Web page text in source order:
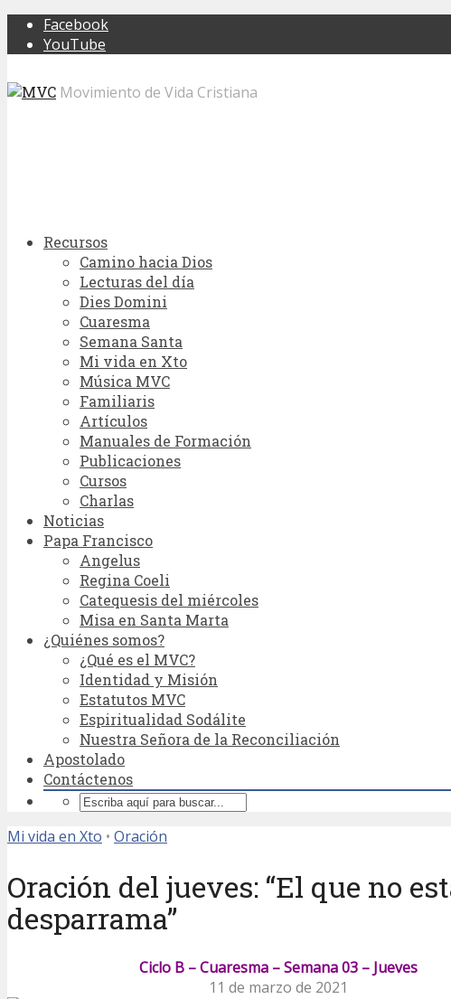
Facebook
YouTube
Movimiento de Vida Cristiana
Recursos
Camino hacia Dios
Lecturas del día
Dies Domini
Cuaresma
Semana Santa
Mi vida en Xto
Música MVC
Familiaris
Artículos
Manuales de Formación
Publicaciones
Cursos
Charlas
Noticias
Papa Francisco
Angelus
Regina Coeli
Catequesis del miércoles
Misa en Santa Marta
¿Quiénes somos?
¿Qué es el MVC?
Identidad y Misión
Estatutos MVC
Espiritualidad Sodálite
Nuestra Señora de la Reconciliación
Apostolado
Contáctenos
Mi vida en Xto • Oración
Oración del jueves: “El que no
desparrama”
Ciclo B – Cuaresma – Semana 03 – Jueves
11 de marzo de 2021